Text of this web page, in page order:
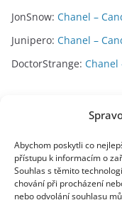
Abychom poskytli co
přístupu k informacím o
Souhlas s těmito
chování při procházení
nebo odvolání souhlasu
JonSnow: Chanel –
Junipero: Chanel –
DoctorStrange: Chanel
A
c
h toplist